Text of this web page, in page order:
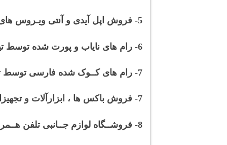
5- فروش اپل آیدی و آنتی ویـروس های رسمـی
6- رام های نایاب و پورت شده توسط تیم MRT
7- رام های کــوک شده فارسی توسط تیم MRT
7- فروش باکس ها ، ابزارآلات و تجهیزات تعمیرات موبایل
8- فروشــگاه لوازم جــانبی تلفن هــمراه و ابزارهای دیجیتال